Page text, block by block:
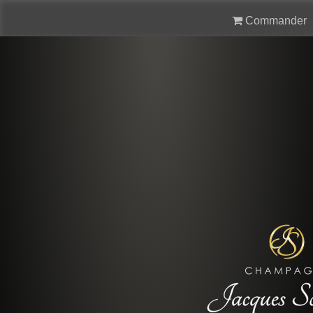
Commander